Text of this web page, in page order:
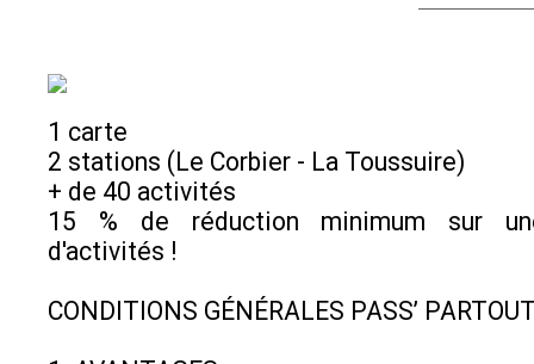
1 carte
2 stations (Le Corbier - La Toussuire)
+ de 40 activités
15 % de réduction minimum sur
d'activités !
CONDITIONS GÉNÉRALES PASS’